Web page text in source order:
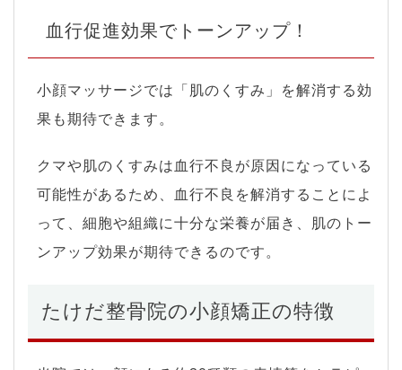
血行促進効果でトーンアップ！
小顔マッサージでは「肌のくすみ」を解消する効
果も期待できます。
クマや肌のくすみは血行不良が原因になっている
可能性があるため、血行不良を解消することによ
って、細胞や組織に十分な栄養が届き、肌のトー
ンアップ効果が期待できるのです。
たけだ整骨院の小顔矯正の特徴